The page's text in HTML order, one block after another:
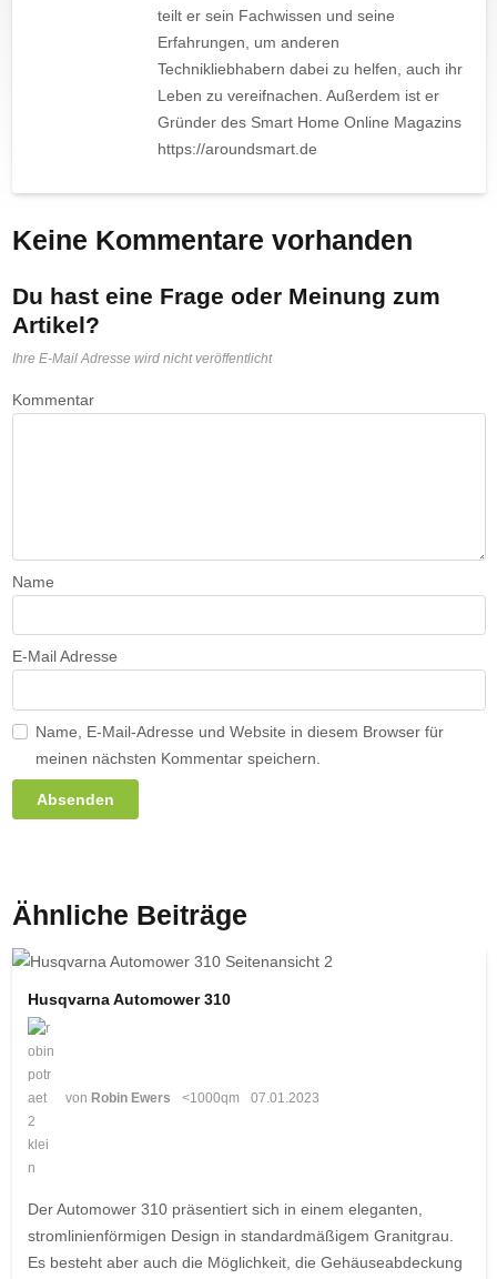
teilt er sein Fachwissen und seine
Erfahrungen, um anderen
Technikliebhabern dabei zu helfen, auch ihr
Leben zu vereifnachen. Außerdem ist er
Gründer des Smart Home Online Magazins
https://aroundsmart.de
Keine Kommentare vorhanden
Du hast eine Frage oder Meinung zum
Artikel?
Ihre E-Mail Adresse wird nicht veröffentlicht
Kommentar
Name
E-Mail Adresse
Name, E-Mail-Adresse und Website in diesem Browser für
meinen nächsten Kommentar speichern.
Ähnliche Beiträge
Husqvarna Automower 310
von Robin Ewers <1000qm 07.01.2023
Der Automower 310 präsentiert sich in einem eleganten,
stromlinienförmigen Design in standardmäßigem Granitgrau.
Es besteht aber auch die Möglichkeit, die Gehäuseabdeckung